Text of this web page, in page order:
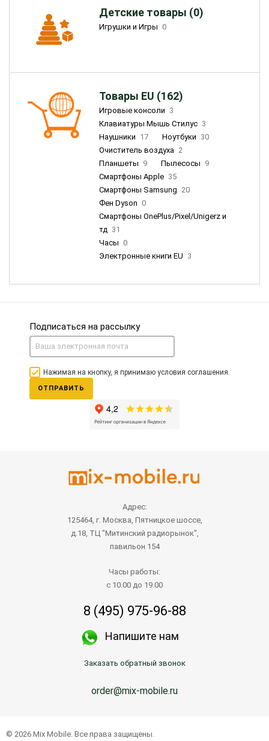
Детские товары (0)
Игрушки и Игры 0
Товары EU (162)
Игровые консоли 3
Клавиатуры Мышь Стилус 3
Наушники 17 Ноутбуки 30
Очиститель воздуха 2
Планшеты 9 Пылесосы 9
Смартфоны Apple 35
Смартфоны Samsung 20
Фен Dyson 0
Смартфоны OnePlus/Pixel/Unigerz и
тд 31
Часы 0
Электронные книги EU 3
Подписаться на рассылку
Нажимая на кнопку, я принимаю условия соглашения.
ОТПРАВИТЬ
Адрес:
125464, г. Москва, Пятницкое шоссе,
д.18, ТЦ "Митинский радиорынок",
павильон 154
Часы работы:
с 10.00 до 19.00
8 (495) 975-96-88
Напишите нам
Заказать обратный звонок
order@mix-mobile.ru
© 2026 Mix Mobile. Все права защищены.